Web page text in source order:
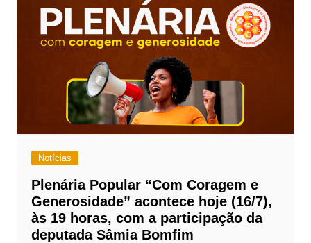
Notícias
Plenária Popular “Com Coragem e
Generosidade” acontece hoje (16/7),
às 19 horas, com a participação da
deputada Sâmia Bomfim